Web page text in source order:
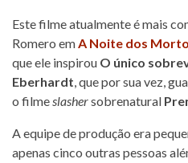
Este filme atualmente é mais
Romero emA Noite dos
que ele inspirou O único
Eberhardt, que por sua vez,
o filmeslashersobrenatural
A equipe de produção era
apenas cinco outras pessoas